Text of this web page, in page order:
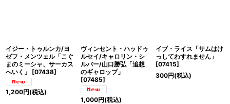
イジー・トゥルンカ/ヨ
ゼフ・メンツェル「こぐ
まのミーシャ、サーカス
へいく」
[07438]
1,200円(税込)
ヴィンセント・ハッドゥ
ルセイ/キャロリン・シ
ルバー/山口勝弘「追想
のギャロップ」
[07485]
1,000円(税込)
イブ・ライス「サムはけ
っしてわすれません」
[07415]
300円(税込)